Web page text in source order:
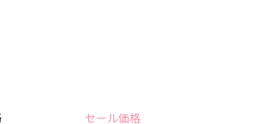
セール価格